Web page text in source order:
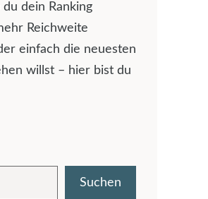
dein Ranking
Reichweite
einfach die neuesten
willst – hier bist du
Suchen